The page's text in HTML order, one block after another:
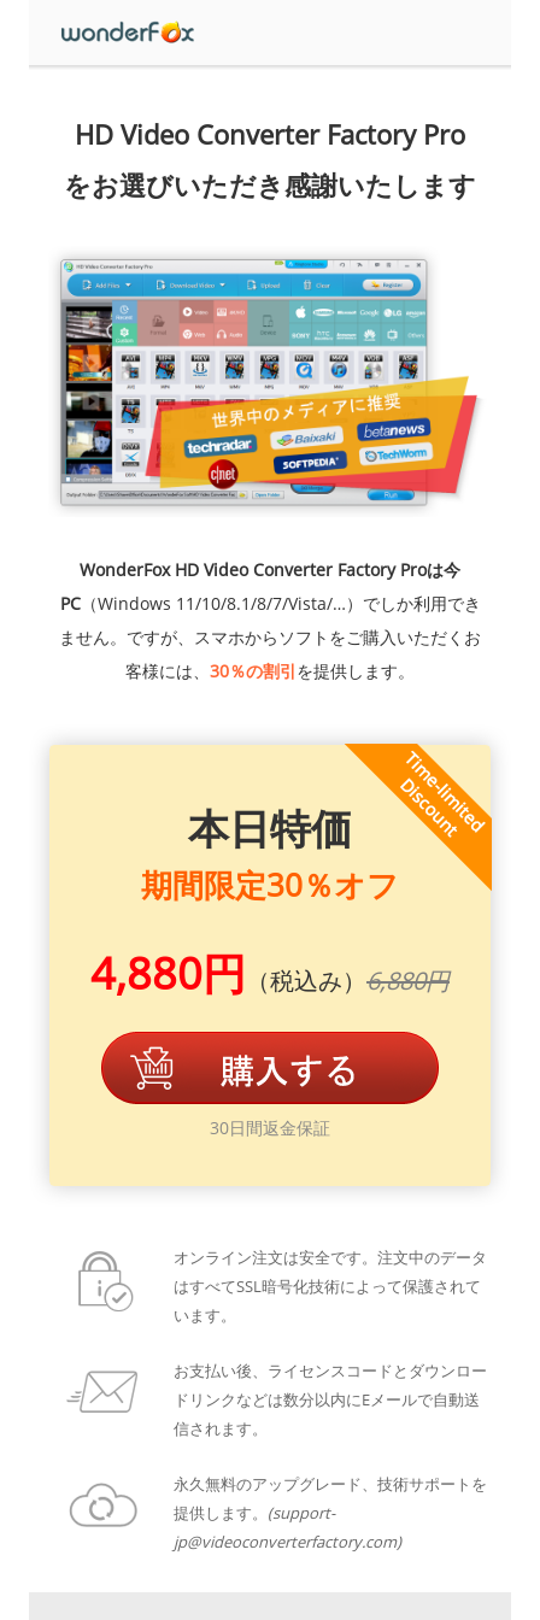
HD Video Converter Factory Pro
をお選びいただき感謝いたします
WonderFox HD Video Converter Factory Proは今
PC（Windows 11/10/8.1/8/7/Vista/…）でしか利用でき
ません。ですが、スマホからソフトをご購入いただくお
客様には、 30％の割引を提供します。
本日特価
期間限定30％オフ
4,880円 （税込み） 6,880円
30日間返金保証
オンライン注文は安全です。注文中のデータ
はすべてSSL暗号化技術によって保護されて
います。
お支払い後、ライセンスコードとダウンロー
ドリンクなどは数分以内にEメールで自動送
信されます。
永久無料のアップグレード、技術サポートを
提供します。 (support-
jp@videoconverterfactory.com)